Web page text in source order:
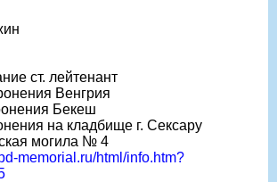
ст. лейтенант
Венгрия
Бекеш
на кладбище г. Сексару
могила № 4
memorial.ru/html/info.htm?